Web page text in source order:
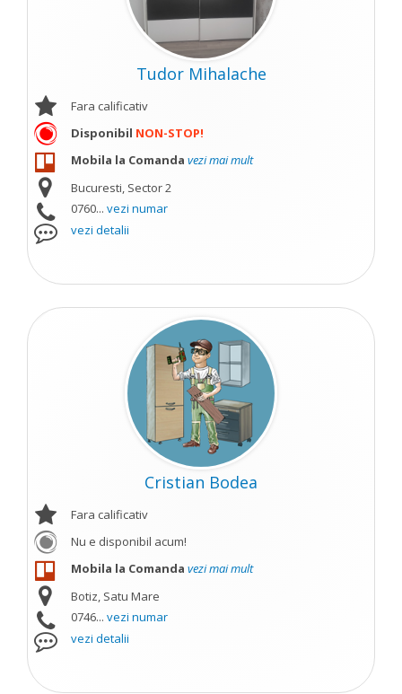
Tudor Mihalache
Fara calificativ
Disponibil NON-STOP!
Mobila la Comanda vezi mai mult
Bucuresti, Sector 2
0760... vezi numar
vezi detalii
Cristian Bodea
Fara calificativ
Nu e disponibil acum!
Mobila la Comanda vezi mai mult
Botiz, Satu Mare
0746... vezi numar
vezi detalii